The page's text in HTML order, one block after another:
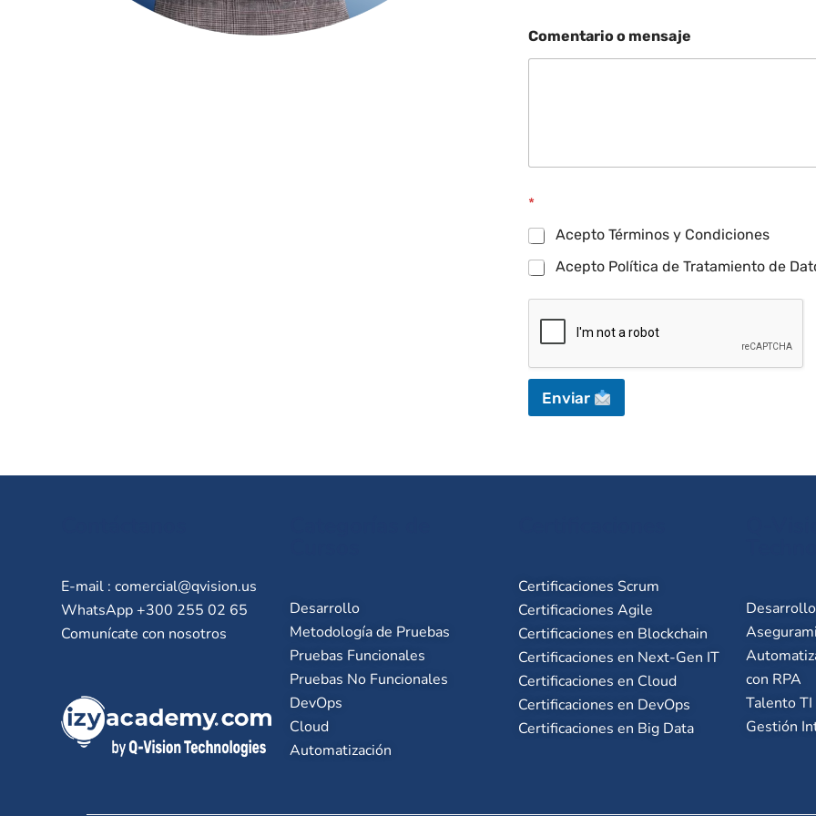
Comentario o mensaje
*
Acepto Términos y Condiciones
Acepto Política de Tratamiento de
Enviar
E-mail : comercial@qvision.us
WhatsApp +300 255 02 65
Comunícate con nosotros
Desarrollo
Metodología de Pruebas
Pruebas Funcionales
Pruebas No Funcionales
DevOps
Cloud
Automatización
Certificaciones Scrum
Certificaciones Agile
Certificaciones en Blockchain
Certificaciones en Next-Gen IT
Certificaciones en Cloud
Certificaciones en DevOps
Certificaciones en Big Data
con RPA
Talento TI
Gestión